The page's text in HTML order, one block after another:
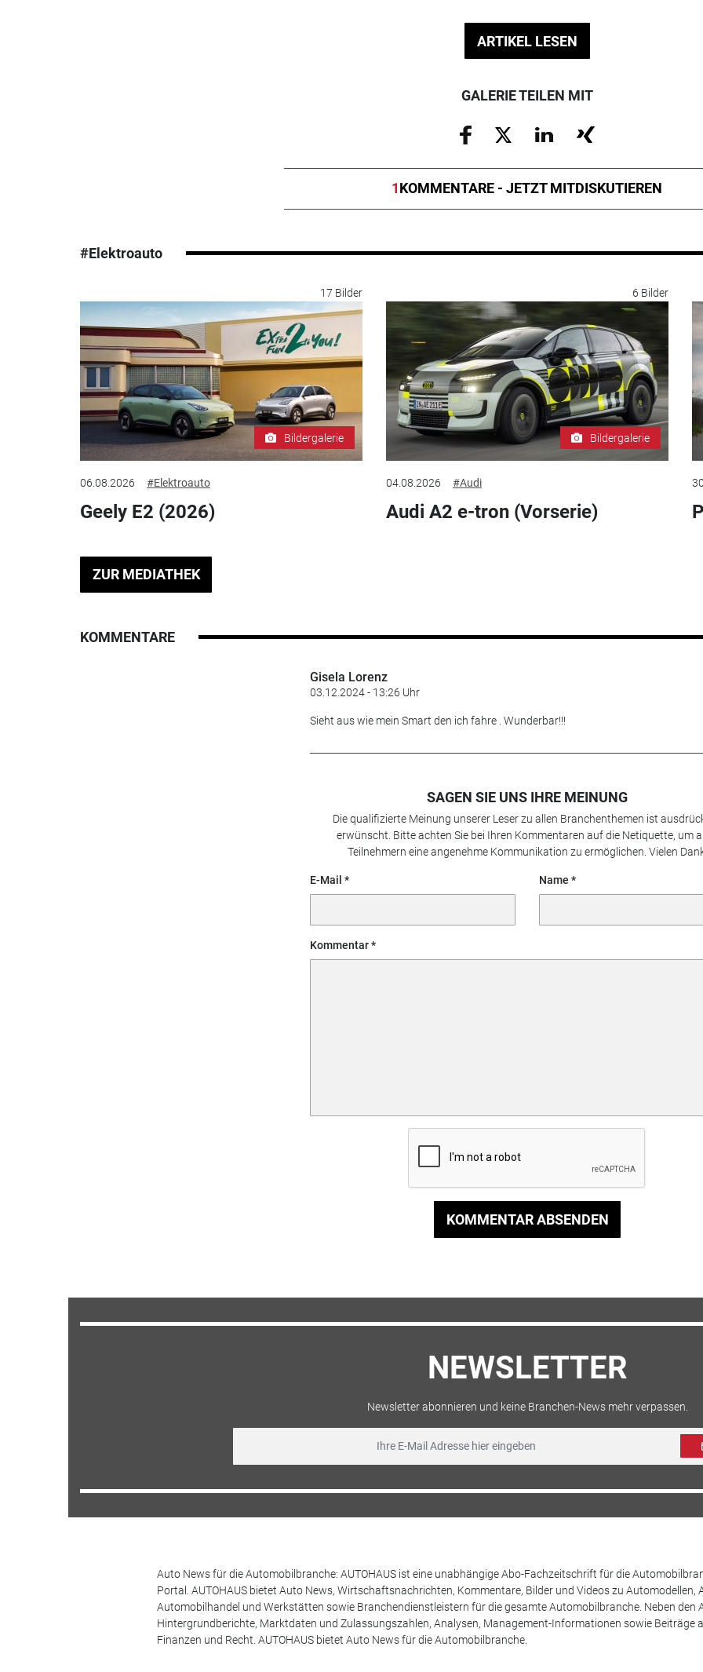
ARTIKEL LESEN
GALERIE TEILEN MIT
1KOMMENTARE - JETZT MITDISKUTIEREN
#Elektroauto
17 Bilder
Bildergalerie
06.08.2026 #Elektroauto
Geely E2 (2026)
6 Bilder
Bildergalerie
04.08.2026 #Audi
Audi A2 e-tron (Vorserie)
ZUR MEDIATHEK
KOMMENTARE
Gisela Lorenz
03.12.2024 - 13:26 Uhr
Sieht aus wie mein Smart den ich fahre . Wunderbar!!!
SAGEN SIE UNS IHRE MEINUNG
Die qualifizierte Meinung unserer Leser zu allen Branchenthemen ist
erwünscht. Bitte achten Sie bei Ihren Kommentaren auf die Netiquette, um
Teilnehmern eine angenehme Kommunikation zu ermöglichen. Vielen
E-Mail Name
Kommentar
KOMMENTAR ABSENDEN
NEWSLETTER
Newsletter abonnieren und keine Branchen-News mehr verpassen.
Auto News für die Automobilbranche: AUTOHAUS ist eine unabhängige Abo-Fachzeitschrift für die
Portal. AUTOHAUS bietet Auto News, Wirtschaftsnachrichten, Kommentare, Bilder und Videos zu
Automobilhandel und Werkstätten sowie Branchendienstleistern für die gesamte Automobilbranche. Neben den
Hintergrundberichte, Marktdaten und Zulassungszahlen, Analysen, Management-Informationen sowie Beiträge
Finanzen und Recht. AUTOHAUS bietet Auto News für die Automobilbranche.